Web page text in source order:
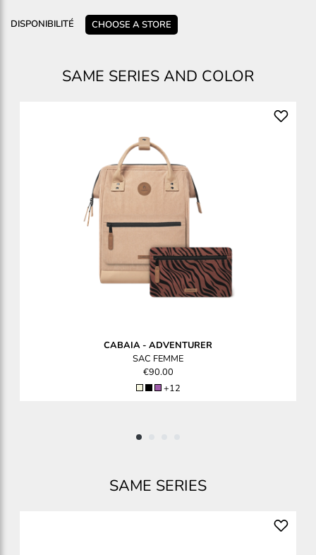
DISPONIBILITÉ CHOOSE A STORE
SAME SERIES AND COLOR
CABAIA- ADVENTURER
SAC FEMME
€90.00
+12
SAME SERIES